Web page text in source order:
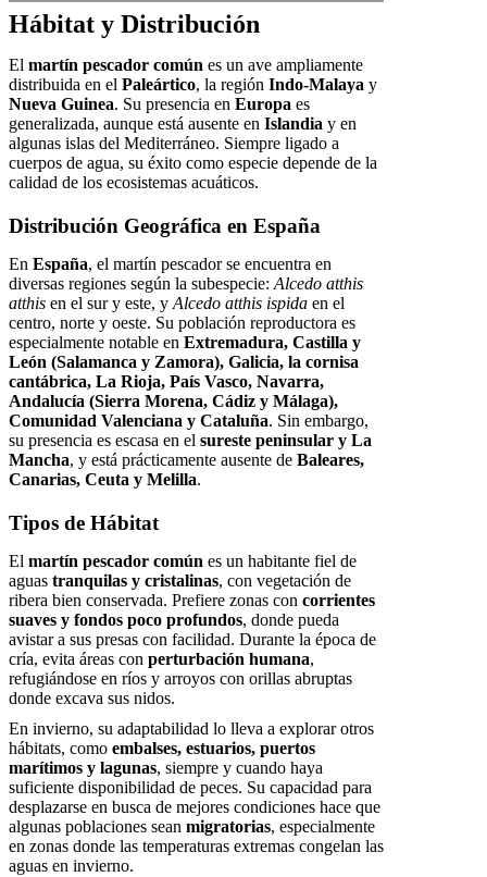
Hábitat y Distribución
El martín pescador común es un ave ampliamente
distribuida en el Paleártico, la región Indo-Malaya y
Nueva Guinea. Su presencia en Europa es
generalizada, aunque está ausente en Islandia y en
algunas islas del Mediterráneo. Siempre ligado a
cuerpos de agua, su éxito como especie depende de la
calidad de los ecosistemas acuáticos.
Distribución Geográfica en España
En España, el martín pescador se encuentra en
diversas regiones según la subespecie: Alcedo atthis
atthis en el sur y este, y Alcedo atthis ispida en el
centro, norte y oeste. Su población reproductora es
especialmente notable en Extremadura, Castilla y
León (Salamanca y Zamora), Galicia, la cornisa
cantábrica, La Rioja, País Vasco, Navarra,
Andalucía (Sierra Morena, Cádiz y Málaga),
Comunidad Valenciana y Cataluña. Sin embargo,
su presencia es escasa en el sureste peninsular y La
Mancha, y está prácticamente ausente de Baleares,
Canarias, Ceuta y Melilla.
Tipos de Hábitat
El martín pescador común es un habitante fiel de
aguas tranquilas y cristalinas, con vegetación de
ribera bien conservada. Prefiere zonas con corrientes
suaves y fondos poco profundos, donde pueda
avistar a sus presas con facilidad. Durante la época de
cría, evita áreas con perturbación humana,
refugiándose en ríos y arroyos con orillas abruptas
donde excava sus nidos.
En invierno, su adaptabilidad lo lleva a explorar otros
hábitats, como embalses, estuarios, puertos
marítimos y lagunas, siempre y cuando haya
suficiente disponibilidad de peces. Su capacidad para
desplazarse en busca de mejores condiciones hace que
algunas poblaciones sean migratorias, especialmente
en zonas donde las temperaturas extremas congelan las
aguas en invierno.